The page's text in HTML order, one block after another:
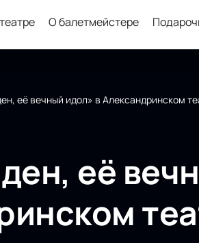
О балетмейстере
её вечный идол» в Александринском
её